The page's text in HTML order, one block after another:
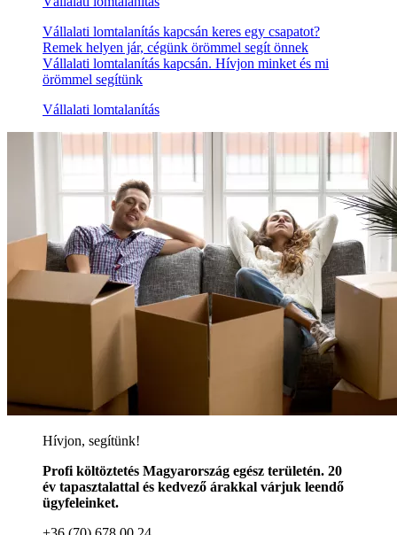
Vállalati lomtalanítás kapcsán keres egy csapatot?
Remek helyen jár, cégünk örömmel segít önnek
Vállalati lomtalanítás kapcsán. Hívjon minket és mi
örömmel segítünk
Vállalati lomtalanítás
Hívjon, segítünk!
Profi költöztetés Magyarország egész területén. 20
év tapasztalattal és kedvező árakkal várjuk leendő
ügyfeleinket.